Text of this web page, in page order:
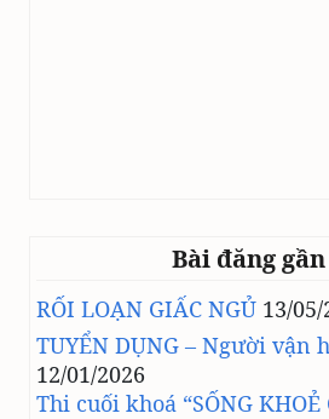
Bài đăng
RỐI LOẠN GIẤC NGỦ 13/05/
TUYỂN DỤNG – Người vận
12/01/2026
Thi cuối khoá “SỐNG KHOẺ